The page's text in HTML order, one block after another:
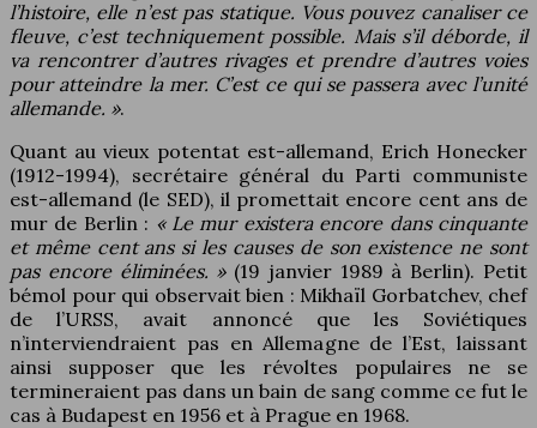
l’histoire, elle n’est pas statique. Vous pouvez canaliser ce
fleuve, c’est techniquement possible. Mais s’il déborde, il
va rencontrer d’autres rivages et prendre d’autres voies
pour atteindre la mer. C’est ce qui se passera avec l’unité
allemande. ».
Quant au vieux potentat est-allemand, Erich Honecker
(1912-1994), secrétaire général du Parti communiste
est-allemand (le SED), il promettait encore cent ans de
mur de Berlin : « Le mur existera encore dans cinquante
et même cent ans si les causes de son existence ne sont
pas encore éliminées. »(19 janvier 1989 à Berlin). Petit
bémol pour qui observait bien : Mikhaïl Gorbatchev, chef
de l’URSS, avait annoncé que les Soviétiques
n’interviendraient pas en Allemagne de l’Est, laissant
ainsi supposer que les révoltes populaires ne se
termineraient pas dans un bain de sang comme ce fut le
cas à Budapest en 1956 et à Prague en 1968.